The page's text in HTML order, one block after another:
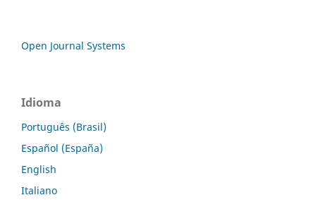
Open Journal Systems
Idioma
Português (Brasil)
Español (España)
English
Italiano